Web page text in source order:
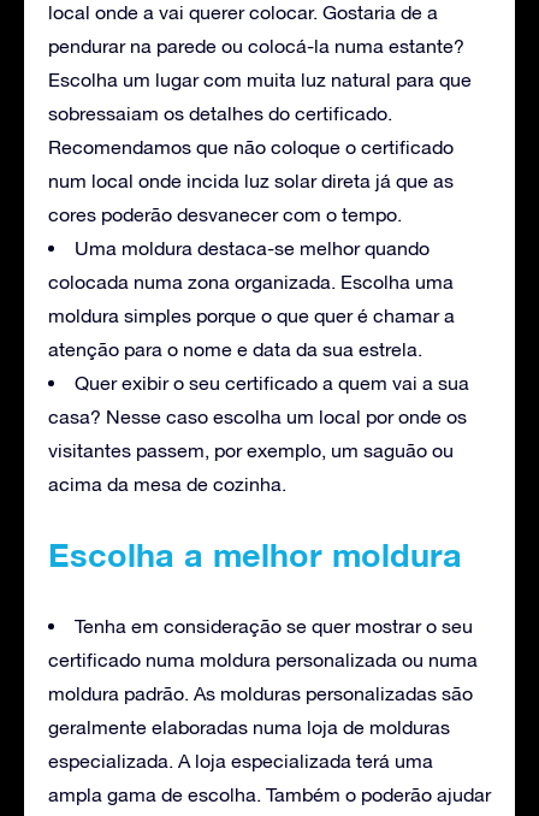
local onde a vai querer colocar. Gostaria de a
pendurar na parede ou colocá-la numa estante?
Escolha um lugar com muita luz natural para que
sobressaiam os detalhes do certificado.
Recomendamos que não coloque o certificado
num local onde incida luz solar direta já que as
cores poderão desvanecer com o tempo.
Uma moldura destaca-se melhor quando
colocada numa zona organizada. Escolha uma
moldura simples porque o que quer é chamar a
atenção para o nome e data da sua estrela.
Quer exibir o seu certificado a quem vai a sua
casa? Nesse caso escolha um local por onde os
visitantes passem, por exemplo, um saguão ou
acima da mesa de cozinha.
Escolha a melhor moldura
Tenha em consideração se quer mostrar o seu
certificado numa moldura personalizada ou numa
moldura padrão. As molduras personalizadas são
geralmente elaboradas numa loja de molduras
especializada. A loja especializada terá uma
ampla gama de escolha. Também o poderão ajudar